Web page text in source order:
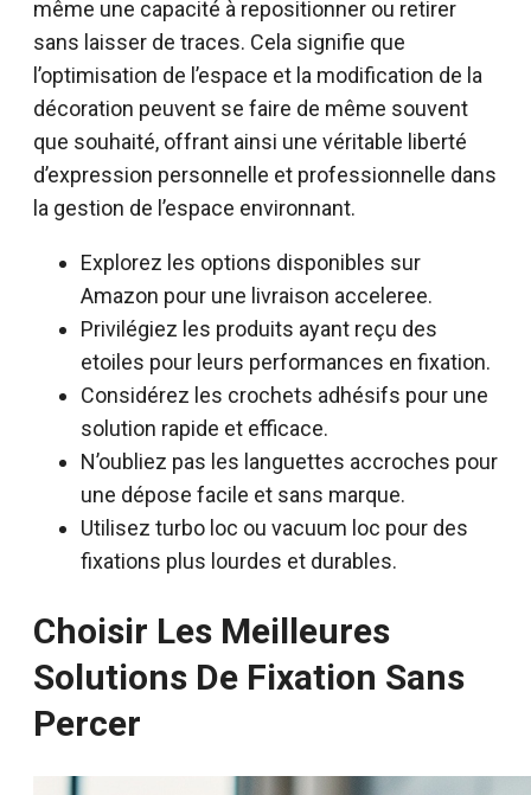
même une capacité à repositionner ou retirer
sans laisser de traces. Cela signifie que
l’optimisation de l’espace et la modification de la
décoration peuvent se faire de même souvent
que souhaité, offrant ainsi une véritable liberté
d’expression personnelle et professionnelle dans
la gestion de l’espace environnant.
Explorez les options disponibles sur
Amazon pour une livraison acceleree.
Privilégiez les produits ayant reçu des
etoiles pour leurs performances en fixation.
Considérez les crochets adhésifs pour une
solution rapide et efficace.
N’oubliez pas les languettes accroches pour
une dépose facile et sans marque.
Utilisez turbo loc ou vacuum loc pour des
fixations plus lourdes et durables.
Choisir Les Meilleures
Solutions De Fixation Sans
Percer